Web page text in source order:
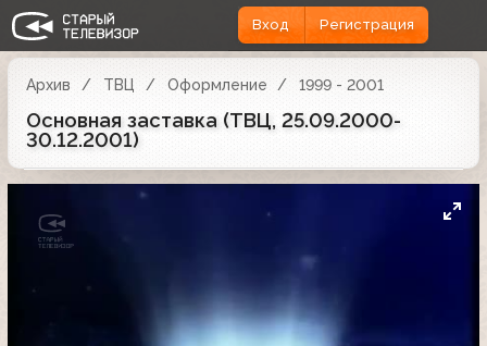
Вход Регистрация
Архив ТВЦ Оформление 1999 - 2001
Основная заставка (ТВЦ, 25.09.2000-
30.12.2001)